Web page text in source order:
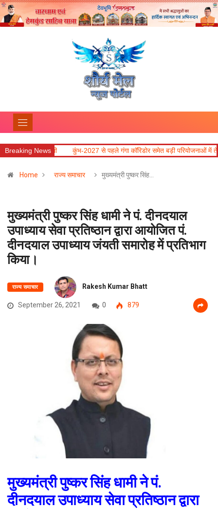
Breaking News
कुंभ-2027 से पहले गंगा कॉरिडोर समेत बड़ी परियोजनाओं में तेजी लाने के निर्देश
Home राज्य समाचार मुख्यमंत्री पुष्कर सिंह…
मुख्यमंत्री पुष्कर सिंह धामी ने पं. दीनदयाल
उपाध्याय सेवा प्रतिष्ठान द्वारा आयोजित पं.
दीनदयाल उपाध्याय जंयती समारोह में प्रतिभाग
किया।
राज्य समाचार Rakesh Kumar Bhatt
September 26, 2021 0 879
मुख्यमंत्री पुष्कर सिंह धामी ने पं.
दीनदयाल उपाध्याय सेवा प्रतिष्ठान द्वारा